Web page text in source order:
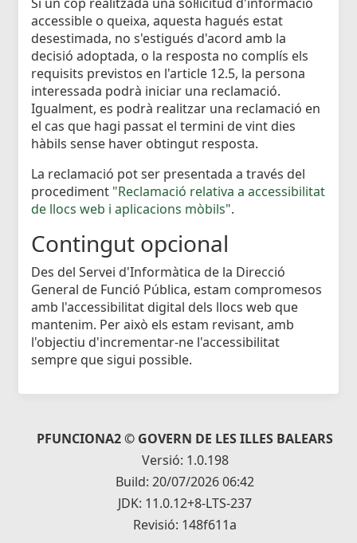
accessible o queixa, aquesta hagués estat
desestimada, no s'estigués d'acord amb la
decisió adoptada, o la resposta no complís els
requisits previstos en l'article 12.5, la persona
interessada podrà iniciar una reclamació.
Igualment, es podrà realitzar una reclamació en
el cas que hagi passat el termini de vint dies
hàbils sense haver obtingut resposta.
La reclamació pot ser presentada a través del
procediment "Reclamació relativa a accessibilitat
de llocs web i aplicacions mòbils".
Contingut opcional
Des del Servei d'Informàtica de la Direcció
General de Funció Pública, estam compromesos
amb l'accessibilitat digital dels llocs web que
mantenim. Per això els estam revisant, amb
l'objectiu d'incrementar-ne l'accessibilitat
sempre que sigui possible.
PFUNCIONA2 © GOVERN DE LES ILLES BALEARS
Versió: 1.0.198
Build: 20/07/2026 06:42
JDK: 11.0.12+8-LTS-237
Revisió: 148f611a